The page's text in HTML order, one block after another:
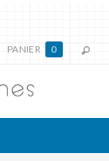
PANIER 0